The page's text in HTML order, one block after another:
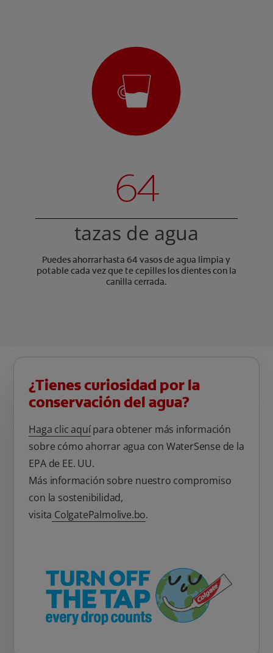
64
tazas de agua
Puedes ahorrar hasta 64 vasos de agua limpia y
potable cada vez que te cepilles los dientes con la
canilla cerrada.
¿Tienes curiosidad por la
conservación del agua?
Haga clic aquípara obtener más información
sobre cómo ahorrar agua con WaterSense de la
EPA de EE. UU.
Más información sobre nuestro compromiso
con la sostenibilidad,
visita ColgatePalmolive.bo.